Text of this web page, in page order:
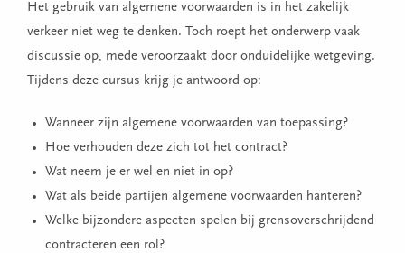
Het gebruik van algemene voorwaarden is in het zakelijk
verkeer niet weg te denken. Toch roept het onderwerp vaak
discussie op, mede veroorzaakt door onduidelijke wetgeving.
Tijdens deze cursus krijg je antwoord op:
Wanneer zijn algemene voorwaarden van toepassing?
Hoe verhouden deze zich tot het contract?
Wat neem je er wel en niet in op?
Wat als beide partijen algemene voorwaarden hanteren?
Welke bijzondere aspecten spelen bij grensoverschrijdend
contracteren een rol?